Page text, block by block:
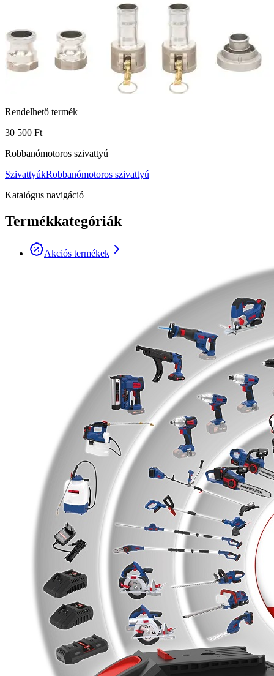
Rendelhető termék
30 500 Ft
Robbanómotoros szivattyú
SzivattyúkRobbanómotoros szivattyú
Katalógus navigáció
Termékkategóriák
Akciós termékek